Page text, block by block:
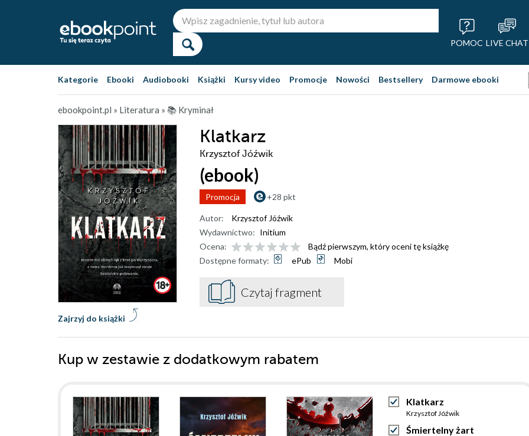
POMOC LIVE CHAT
Kategorie Ebooki Audiobooki Książki Kursy video Promocje Nowości Bestsellery Darmowe ebooki
ebookpoint.pl » Literatura » 📚 Kryminał
Klatkarz
Krzysztof Jóźwik
(ebook)
Promocja +28 pkt
Zajrzyj do książki
Autor:
Krzysztof Jóźwik
Wydawnictwo: Initium
Ocena:
Bądź pierwszym, który oceni tę książkę
Dostępne formaty:
ePub Mobi
Czytaj fragment
Kup w zestawie z dodatkowym rabatem
Klatkarz
Krzysztof Jóźwik
Śmiertelny żart